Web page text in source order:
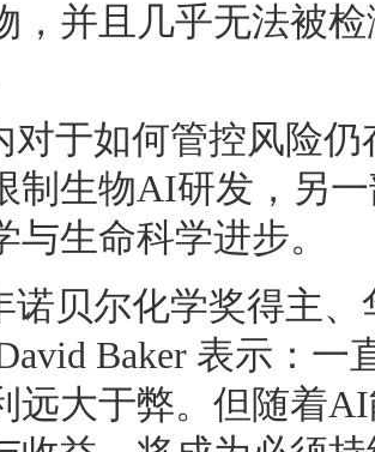
，并且几乎无法被
对于如何管控风险
制生物AI研发，另
与生命科学进步。
诺贝尔化学奖得主
Baker 表示：一
远大于弊。但随着